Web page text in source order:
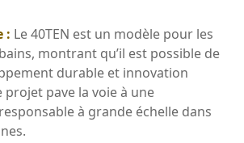
: Le 40TEN est un modèle pour les
montrant qu’il est possible de
durable et innovation
projet pave la voie à une
à grande échelle dans